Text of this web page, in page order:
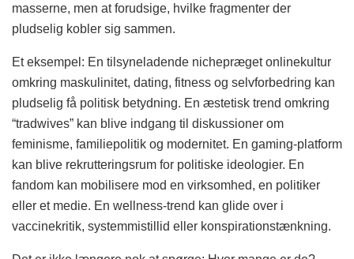
masserne, men at forudsige, hvilke fragmenter der
pludselig kobler sig sammen.
Et eksempel: En tilsyneladende nichepræget onlinekultur
omkring maskulinitet, dating, fitness og selvforbedring kan
pludselig få politisk betydning. En æstetisk trend omkring
“tradwives” kan blive indgang til diskussioner om
feminisme, familiepolitik og modernitet. En gaming-platform
kan blive rekrutteringsrum for politiske ideologier. En
fandom kan mobilisere mod en virksomhed, en politiker
eller et medie. En wellness-trend kan glide over i
vaccinekritik, systemmistillid eller konspirationstænkning.